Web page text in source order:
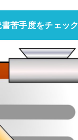
苦手度をチェック